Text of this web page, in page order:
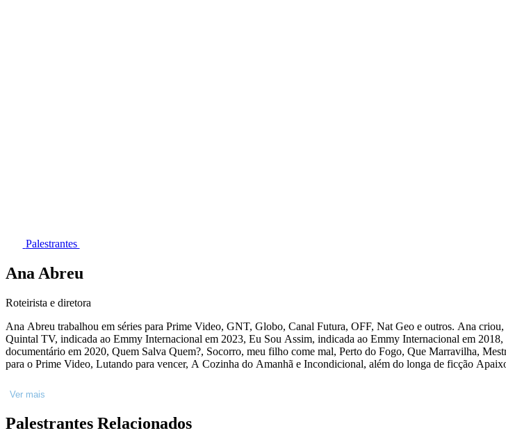
Palestrantes
Ana Abreu
Roteirista e diretora
Ana Abreu trabalhou em séries para Prime Video, GNT, Globo, Canal Futura, OFF, Nat Geo e outros. Ana
Quintal TV, indicada ao Emmy Internacional em 2023, Eu Sou Assim, indicada ao Emmy Internacional em
documentário em 2020, Quem Salva Quem?, Socorro, meu filho come mal, Perto do Fogo, Que Marravilha, Mestre do Sabor, entre outras. Escreveu os documentários Filho da Mãe, sobre o ator Paulo Gustavo
para o Prime Video, Lutando para vencer, A Cozinha do Amanhã e Incondicional, além do longa de ficção
Ver mais
Palestrantes Relacionados